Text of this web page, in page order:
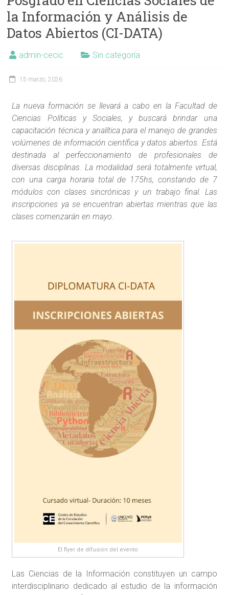
la Información y Análisis de
Datos Abiertos (CI-DATA)
admin-cecic Sin categoría
15 marzo, 2026
La nueva formación se llevará a cabo en la Facultad de
Ciencias Políticas y Sociales, y buscará brindar una
capacitación técnica y analítica para el manejo de grandes
volúmenes de información científica y datos abiertos. Está
destinada al perfeccionamiento de profesionales de
diversas disciplinas. La modalidad será totalmente virtual,
con una carga horaria total de 175hs, constando de 7
módulos con clases sincrónicas y un trabajo final. Las
inscripciones ya se encuentran abiertas mientras que las
clases comenzarán en mayo.
El flyer de difusión del evento
Las Ciencias de la Información constituyen un campo
interdisciplinario dedicado al estudio de la información